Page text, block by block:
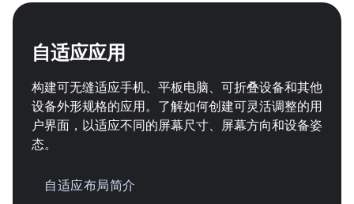
自适应应用
构建可无缝适应手机、平板电脑、可折叠设备和其他
设备外形规格的应用。了解如何创建可灵活调整的用
户界面，以适应不同的屏幕尺寸、屏幕方向和设备姿
态。
自适应布局简介